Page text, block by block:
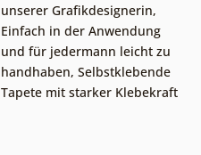
unserer Grafikdesignerin,
Einfach in der Anwendung
und für jedermann leicht zu
handhaben, Selbstklebende
Tapete mit starker Klebekraft